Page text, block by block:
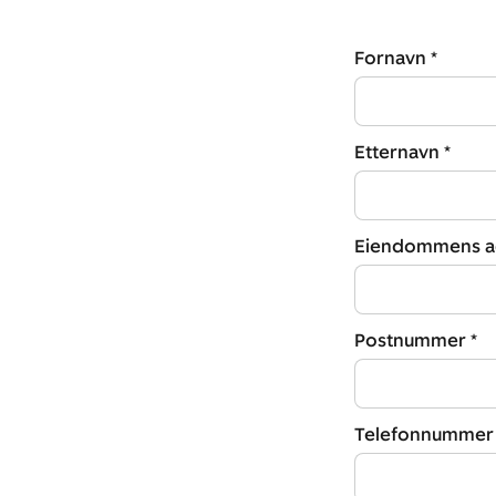
Fornavn *
Etternavn *
Eiendommens
Postnummer *
Telefonnummer